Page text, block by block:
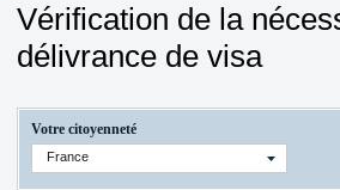
Vérification de la
délivrance de visa
Votre citoyenneté
France